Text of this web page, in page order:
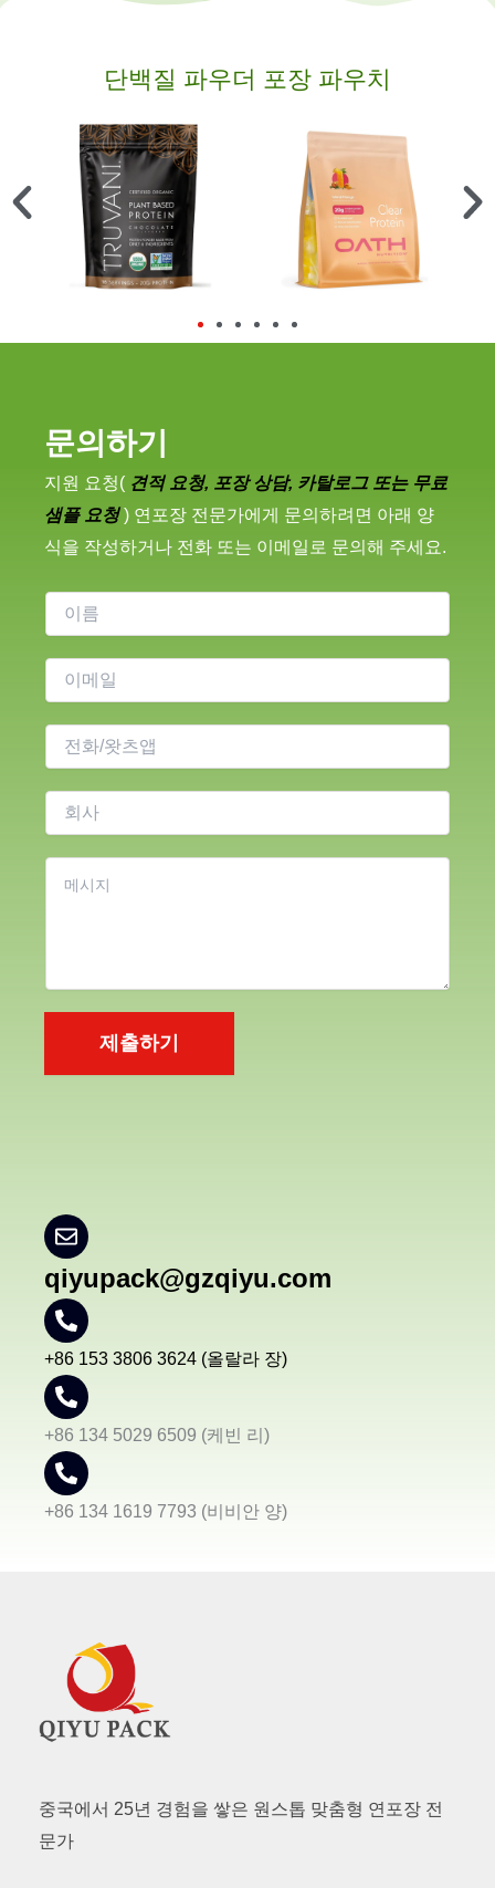
단백질 파우더 포장 파우치
문의하기
지원 요청( 견적 요청, 포장 상담, 카탈로그 또는 무료
샘플 요청) 연포장 전문가에게 문의하려면 아래 양
식을 작성하거나 전화 또는 이메일로 문의해 주세요.
름
메
일
*화
사
제출하기
qiyupack@gzqiyu.com
+86 153 3806 3624 (올랄라 장)
+86 134 5029 6509 (케빈 리)
+86 134 1619 7793 (비비안 양)
중국에서 25년 경험을 쌓은 원스톱 맞춤형 연포장 전
문가